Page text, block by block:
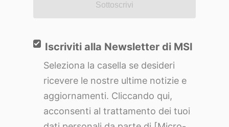
Sottoscrivi
Iscriviti alla Newsletter di MSI
Seleziona la casella se desideri
ricevere le nostre ultime notizie e
aggiornamenti. Cliccando qui,
acconsenti al trattamento dei tuoi